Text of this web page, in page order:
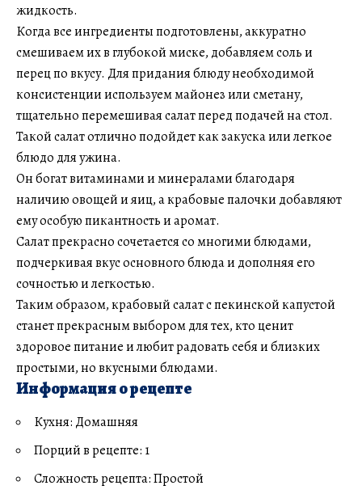
жидкость.
Когда все ингредиенты подготовлены, аккуратно
смешиваем их в глубокой миске, добавляем соль и
перец по вкусу. Для придания блюду необходимой
консистенции используем майонез или сметану,
тщательно перемешивая салат перед подачей на стол.
Такой салат отлично подойдет как закуска или легкое
блюдо для ужина.
Он богат витаминами и минералами благодаря
наличию овощей и яиц, а крабовые палочки добавляют
ему особую пикантность и аромат.
Салат прекрасно сочетается со многими блюдами,
подчеркивая вкус основного блюда и дополняя его
сочностью и легкостью.
Таким образом, крабовый салат с пекинской капустой
станет прекрасным выбором для тех, кто ценит
здоровое питание и любит радовать себя и близких
простыми, но вкусными блюдами.
Информация о рецепте
Кухня: Домашняя
Порций в рецепте: 1
Сложность рецепта: Простой